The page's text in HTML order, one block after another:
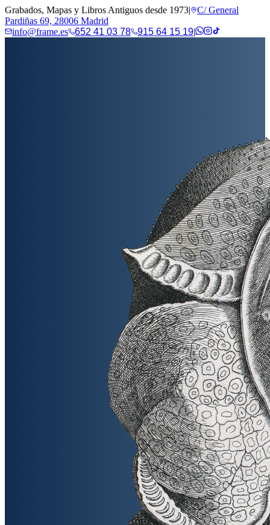
Grabados, Mapas y Libros Antiguos desde 1973|
C/ General
Pardiñas 69, 28006 Madrid
info@frame.es
652 41 03 78 915 64 15 19|